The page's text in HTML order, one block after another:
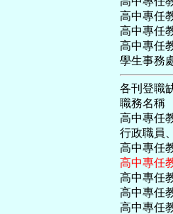
高中專任
高中專任
高中專任
學生事務
各刊登職
職務名稱
高中專任
行政職員
高中專任
高中專任
高中專任
高中專任
高中專任